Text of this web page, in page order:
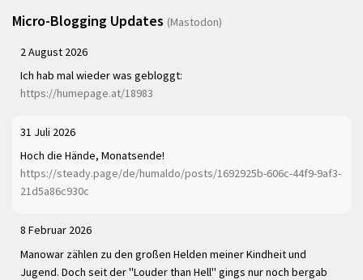
Micro-Blogging Updates (Mastodon)
2 August 2026
Ich hab mal wieder was gebloggt:
https://humepage.at/18983
31 Juli 2026
Hoch die Hände, Monatsende!
https://steady.page/de/humaldo/posts/1692925b-606c-44f9-9af3-
21d5a86c930c
8 Februar 2026
Manowar zählen zu den großen Helden meiner Kindheit und
Jugend. Doch seit der "Louder than Hell" gings nur noch bergab